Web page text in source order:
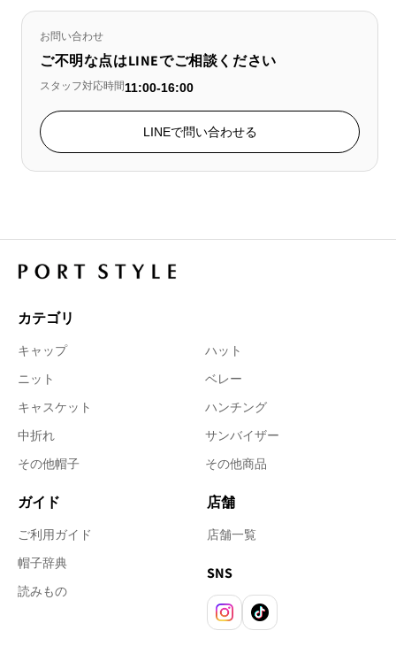
お問い合わせ
ご不明な点はLINEでご相談ください
スタッフ対応時間11:00-16:00
LINEで問い合わせる
カテゴリ
キャップ
ハット
ニット
ベレー
キャスケット
ハンチング
中折れ
サンバイザー
その他帽子
その他商品
ガイド
ご利用ガイド
帽子辞典
読みもの
店舗
店舗一覧
SNS
Instagram
TikTok